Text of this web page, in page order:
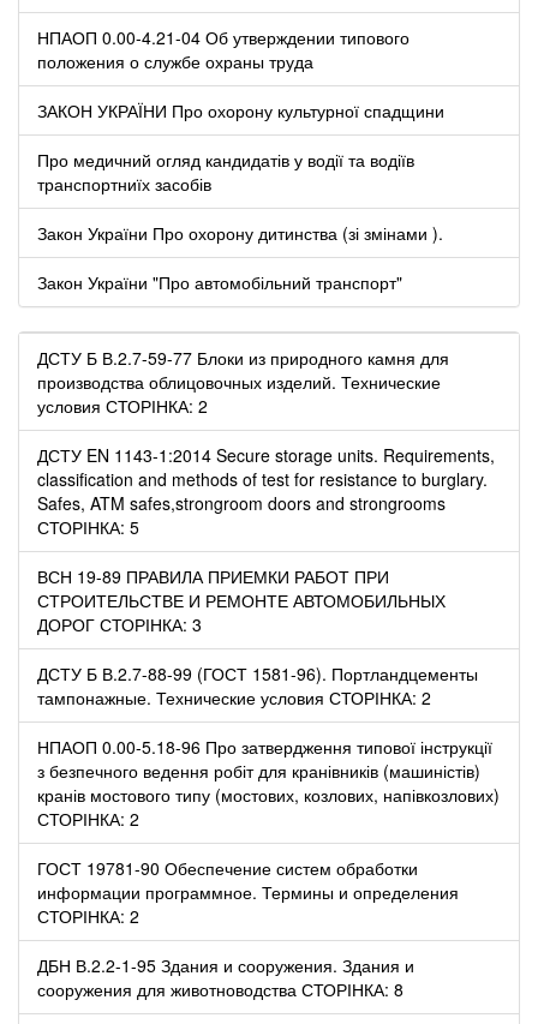
НПАОП 0.00-4.21-04 Об утверждении типового
положения о службе охраны труда
ЗАКОН УКРАЇНИ Про охорону культурної спадщини
Про медичний огляд кандидатів у водії та водіїв
транспортниїх засобів
Закон України Про охорону дитинства (зі змінами ).
Закон України "Про автомобільний транспорт"
ДСТУ Б В.2.7-59-77 Блоки из природного камня для
производства облицовочных изделий. Технические
условия СТОРІНКА: 2
ДСТУ EN 1143-1:2014 Secure storage units. Requirements,
classification and methods of test for resistance to burglary.
Safes, ATM safes,strongroom doors and strongrooms
СТОРІНКА: 5
ВСН 19-89 ПРАВИЛА ПРИЕМКИ РАБОТ ПРИ
СТРОИТЕЛЬСТВЕ И РЕМОНТЕ АВТОМОБИЛЬНЫХ
ДОРОГ СТОРІНКА: 3
ДСТУ Б В.2.7-88-99 (ГОСТ 1581-96). Портландцементы
тампонажные. Технические условия СТОРІНКА: 2
НПАОП 0.00-5.18-96 Про затвердження типової інструкції
з безпечного ведення робіт для кранівників (машиністів)
кранів мостового типу (мостових, козлових, напівкозлових)
СТОРІНКА: 2
ГОСТ 19781-90 Обеспечение систем обработки
информации программное. Термины и определения
СТОРІНКА: 2
ДБН В.2.2-1-95 Здания и сооружения. Здания и
сооружения для животноводства СТОРІНКА: 8